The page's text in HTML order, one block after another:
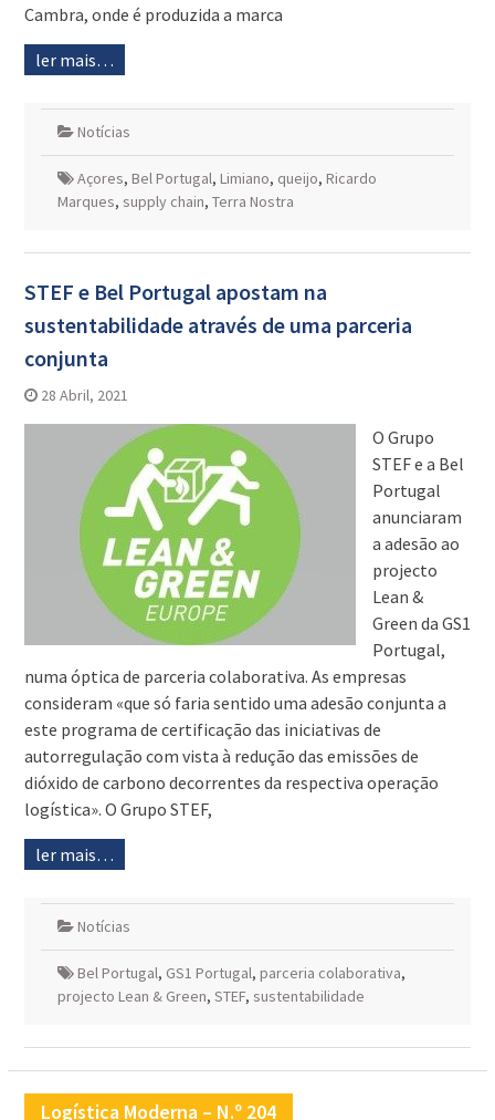
Cambra, onde é produzida a marca
ler mais…
Notícias
Açores, Bel Portugal, Limiano, queijo, Ricardo
Marques, supply chain, Terra Nostra
STEF e Bel Portugal apostam na
sustentabilidade através de uma parceria
conjunta
28 Abril, 2021
O Grupo
STEF e a Bel
Portugal
anunciaram
a adesão ao
projecto
Lean &
Green da GS1
Portugal,
numa óptica de parceria colaborativa. As empresas
consideram «que só faria sentido uma adesão conjunta a
este programa de certificação das iniciativas de
autorregulação com vista à redução das emissões de
dióxido de carbono decorrentes da respectiva operação
logística». O Grupo STEF,
ler mais…
Notícias
Bel Portugal, GS1 Portugal, parceria colaborativa,
projecto Lean & Green, STEF, sustentabilidade
Logística Moderna – N.º 204